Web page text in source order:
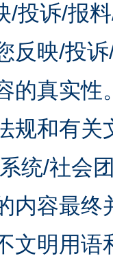
/投诉/报
反映/投
的真实
规和有关
统/社会
内容最
文明用